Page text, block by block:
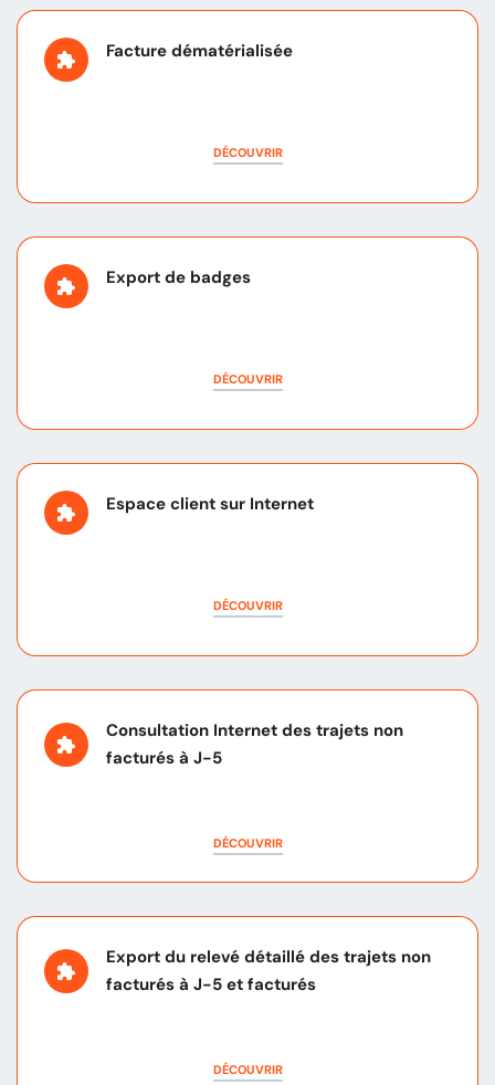
Facture dématérialisée
DÉCOUVRIR
Export de badges
DÉCOUVRIR
Espace client sur Internet
DÉCOUVRIR
Consultation Internet des trajets non
facturés à J-5
DÉCOUVRIR
Export du relevé détaillé des trajets non
facturés à J-5 et facturés
DÉCOUVRIR